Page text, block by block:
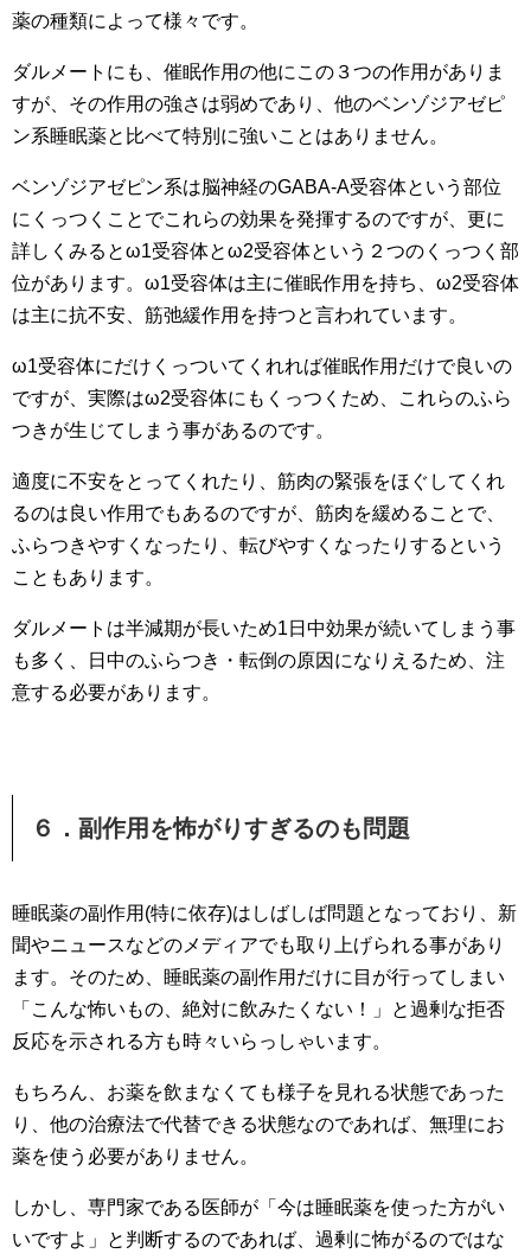
薬の種類によって様々です。
ダルメートにも、催眠作用の他にこの３つの作用がありま
すが、その作用の強さは弱めであり、他のベンゾジアゼピ
ン系睡眠薬と比べて特別に強いことはありません。
ベンゾジアゼピン系は脳神経のGABA-A受容体という部位
にくっつくことでこれらの効果を発揮するのですが、更に
詳しくみるとω1受容体とω2受容体という２つのくっつく部
位があります。ω1受容体は主に催眠作用を持ち、ω2受容体
は主に抗不安、筋弛緩作用を持つと言われています。
ω1受容体にだけくっついてくれれば催眠作用だけで良いの
ですが、実際はω2受容体にもくっつくため、これらのふら
つきが生じてしまう事があるのです。
適度に不安をとってくれたり、筋肉の緊張をほぐしてくれ
るのは良い作用でもあるのですが、筋肉を緩めることで、
ふらつきやすくなったり、転びやすくなったりするという
こともあります。
ダルメートは半減期が長いため1日中効果が続いてしまう事
も多く、日中のふらつき・転倒の原因になりえるため、注
意する必要があります。
６．副作用を怖がりすぎるのも問題
睡眠薬の副作用(特に依存)はしばしば問題となっており、新
聞やニュースなどのメディアでも取り上げられる事があり
ます。そのため、睡眠薬の副作用だけに目が行ってしまい
「こんな怖いもの、絶対に飲みたくない！」と過剰な拒否
反応を示される方も時々いらっしゃいます。
もちろん、お薬を飲まなくても様子を見れる状態であった
り、他の治療法で代替できる状態なのであれば、無理にお
薬を使う必要がありません。
しかし、専門家である医師が「今は睡眠薬を使った方がい
いですよ」と判断するのであれば、過剰に怖がるのではな